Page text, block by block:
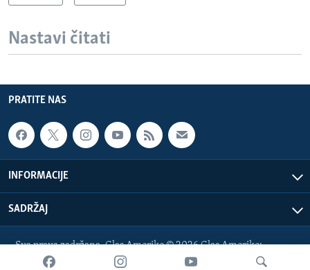
Nastavi čitati
PRATITE NAS
INFORMACIJE
SADRŽAJ
Sva prava zadržana. Glas Amerike © 2026 Glas Amerike:
bosnian-service@voanews.com